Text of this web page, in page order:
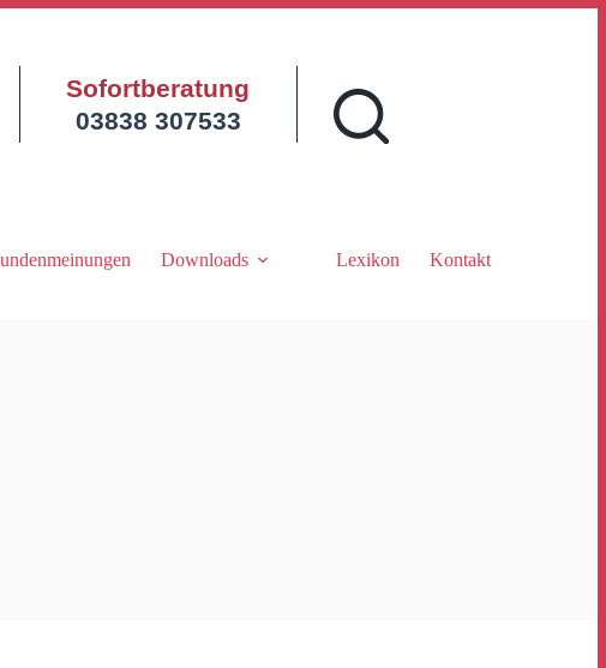
Sofortberatung
03838 307533
Downloads Lexikon Kontakt